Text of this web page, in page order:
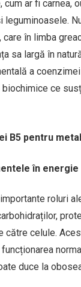
cum ar fi carnea,
leguminoasele.
care în limba
sa largă în
a
ce
B5 pentru
în energie
roluri
către celule.
duce la